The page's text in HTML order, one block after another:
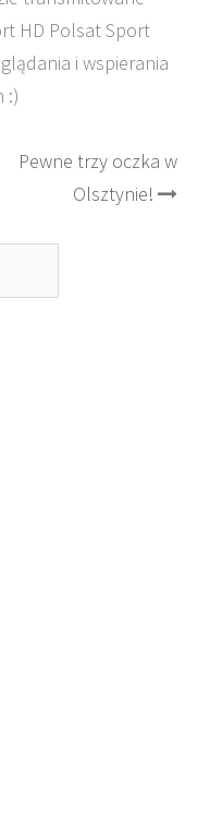
HD Polsat Sport
i wspierania
:)
Pewne trzy oczka w
Olsztynie!